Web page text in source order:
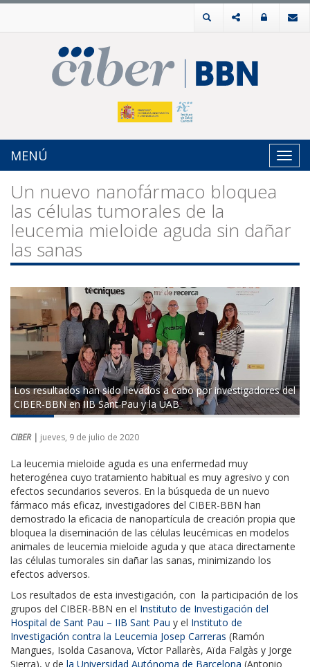
MENÚ
Un nuevo nanofármaco bloquea
las células tumorales de la
leucemia mieloide aguda sin dañar
las sanas
Los resultados han sido llevados a cabo por investigadores del
CIBER-BBN en IIB Sant Pau y la UAB
CIBER | jueves, 9 de julio de 2020
La leucemia mieloide aguda es una enfermedad muy
heterogénea cuyo tratamiento habitual es muy agresivo y con
efectos secundarios severos. En la búsqueda de un nuevo
fármaco más eficaz, investigadores del CIBER-BBN han
demostrado la eficacia de nanopartícula de creación propia que
bloquea la diseminación de las células leucémicas en modelos
animales de leucemia mieloide aguda y que ataca directamente
las células tumorales sin dañar las sanas, minimizando los
efectos adversos.
Los resultados de esta investigación, con la participación de los
grupos del CIBER-BBN en el Instituto de Investigación del
Hospital de Sant Pau – IIB Sant Pau y el Instituto de
Investigación contra la Leucemia Josep Carreras (Ramón
Mangues, Isolda Casanova, Víctor Pallarès, Aïda Falgàs y Jorge
Sierra), y de la Universidad Autónoma de Barcelona (Antonio